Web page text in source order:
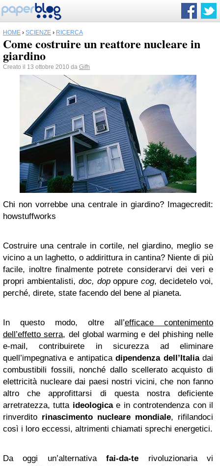
HOME › SCIENZE › RICERCA
Come costruire un reattore nucleare in
giardino
Creato il 13 ottobre 2010 da Gifh
Chi non vorrebbe una centrale in giardino? Imagecredit:
howstuffworks
Costruire una centrale in cortile, nel giardino, meglio se
vicino a un laghetto, o addirittura in cantina? Niente di più
facile, inoltre finalmente potrete considerarvi dei veri e
propri ambientalisti, doc, dopoppure cog, decidetelo voi,
perché, direte, state facendo del bene al pianeta.
In questo modo, oltre all’efficace contenimento
dell’effetto serra, del global warming e del phishing nelle
e-mail, contribuirete in sicurezza ad eliminare
quell’impegnativa e antipaticadipendenza dell’Italiadai
combustibili fossili, nonché dallo scellerato acquisto di
elettricità nucleare dai paesi nostri vicini, che non fanno
altro che approfittarsi di questa nostra deficiente
arretratezza, tutta ideologicae in controtendenza con il
rinverdito rinascimento nucleare mondiale, rifilandoci
così i loro eccessi, altrimenti chiamati sprechi energetici.
Da oggi un’alternativafai-da-te rivoluzionaria vi